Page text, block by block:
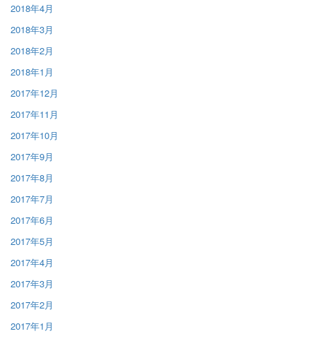
2018年4月
2018年3月
2018年2月
2018年1月
2017年12月
2017年11月
2017年10月
2017年9月
2017年8月
2017年7月
2017年6月
2017年5月
2017年4月
2017年3月
2017年2月
2017年1月